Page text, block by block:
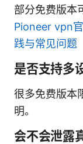
部分免费版本
Pioneer vpn
践与常见问题
是否支持多
很多免费版本
明。
会不会泄露